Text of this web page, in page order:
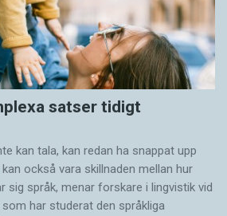
satser tidigt
kan tala, kan redan ha snappat upp
också vara skillnaden mellan hur
sig språk, menar forskare i lingvistik vid
har studerat den språkliga